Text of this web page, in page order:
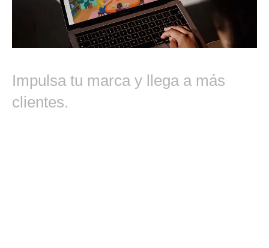
Impulsa tu marca y llega a más
clientes.